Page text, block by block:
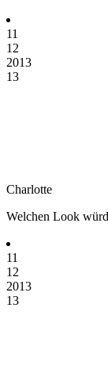
11
12
2013
13
Charlotte
Welchen Look
11
12
2013
13